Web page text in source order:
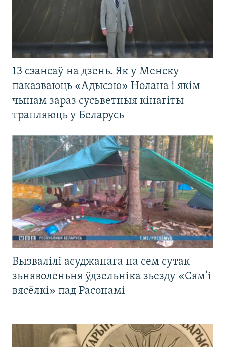
13 сэансаў на дзень. Як у Менску
паказваюць «Адысэю» Нолана і якім
чынам зараз сусьветныя кінагіты
трапляюць у Беларусь
Вызвалілі асуджанага на сем сутак
зьняволеньня ўдзельніка зьезду «Сям’і
вясёлкі» пад Расонамі